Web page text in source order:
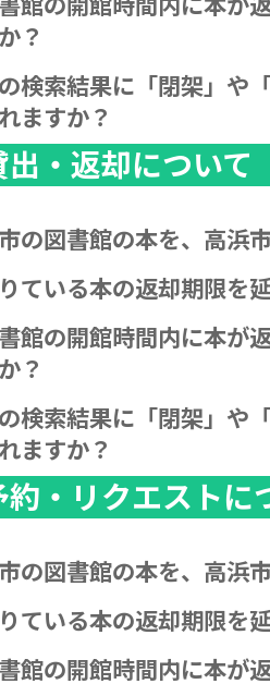
？
検索結果に「閉架」や
ますか？
出・返却について
の図書館の本を、高浜
ている本の返却期限を
館の開館時間内に本が
？
検索結果に「閉架」や
ますか？
約・リクエストに
の図書館の本を、高浜
ている本の返却期限を
館の開館時間内に本が